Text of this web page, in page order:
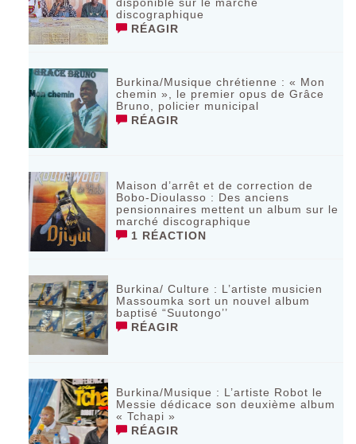
discographique
RÉAGIR
Burkina/Musique chrétienne : « Mon
chemin », le premier opus de Grâce
Bruno, policier municipal
RÉAGIR
Maison d’arrêt et de correction de
Bobo-Dioulasso : Des anciens
pensionnaires mettent un album sur le
marché discographique
1 RÉACTION
Burkina/ Culture : L’artiste musicien
Massoumka sort un nouvel album
baptisé “Suutongo’’
RÉAGIR
Burkina/Musique : L’artiste Robot le
Messie dédicace son deuxième album
« Tchapi »
RÉAGIR